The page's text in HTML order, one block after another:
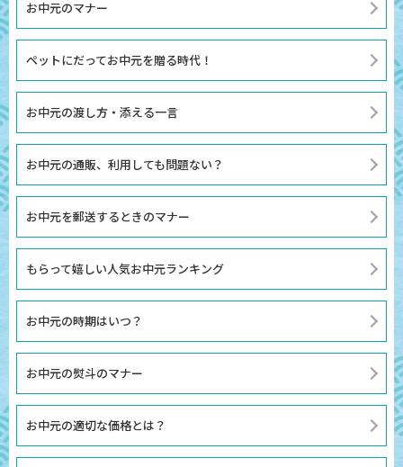
お中元のマナー
ペットにだってお中元を贈る時代！
お中元の渡し方・添える一言
お中元の通販、利用しても問題ない？
お中元を郵送するときのマナー
もらって嬉しい人気お中元ランキング
お中元の時期はいつ？
お中元の熨斗のマナー
お中元の適切な価格とは？